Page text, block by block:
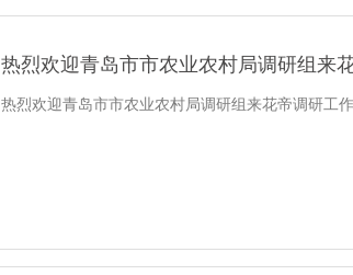
热烈欢迎青岛市市农业农村局调研组来
热烈欢迎青岛市市农业农村局调研组来花帝调研工作